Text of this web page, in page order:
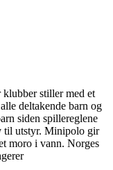
stiller med et
deltakende barn og
siden spillereglene
til utstyr. Minipolo gir
moro i vann. Norges